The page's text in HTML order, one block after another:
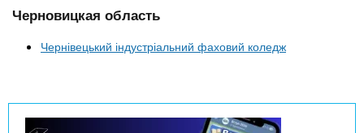
Черновицкая область
Чернівецький індустріальний фаховий коледж